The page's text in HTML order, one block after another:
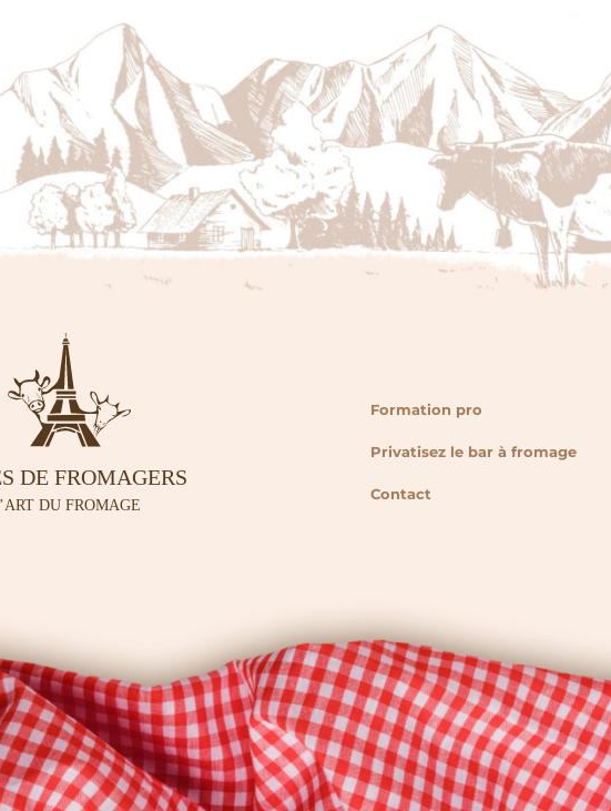
Formation pro
Privatisez le bar à fromage
Contact